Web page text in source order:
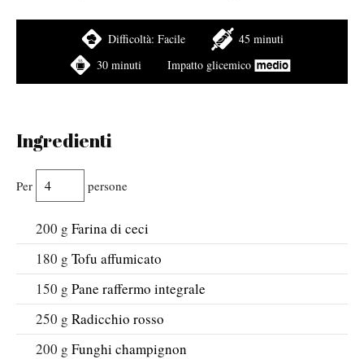
Difficoltà: Facile
45 minuti
30 minuti
Impatto glicemico
Ingredienti
Per persone
200 g Farina di ceci
180 g Tofu affumicato
150 g Pane raffermo integrale
250 g Radicchio rosso
200 g Funghi champignon